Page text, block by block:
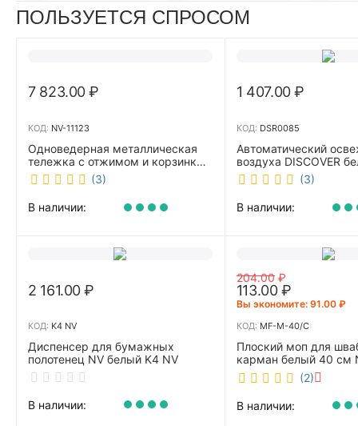
ПОЛЬЗУЕТСЯ СПРОСОМ
7 823.00₽
КОД: NV-11123
Одноведерная металлическая
тележка с отжимом и корзинкой
под химию NV 23 л NV-11123
(3)
В наличии:
1 407.00₽
КОД: DSR0085
Автоматический
воздуха DISCOVER
DSR0085
(3)
В наличии:
2 161.00₽
КОД: K4 NV
Диспенсер для бумажных
полотенец NV белый K4 NV
В наличии:
204.00 ₽
113.00 ₽
Вы экономите: 91.00 ₽
КОД: MF-M-40/C
Плоский моп для
карман белый 40 см
40/C
(2)
В наличии: